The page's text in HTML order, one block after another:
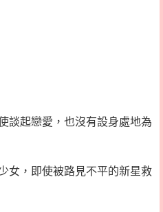
談起戀愛，也沒有設身處地為
女，即使被路見不平的新星救